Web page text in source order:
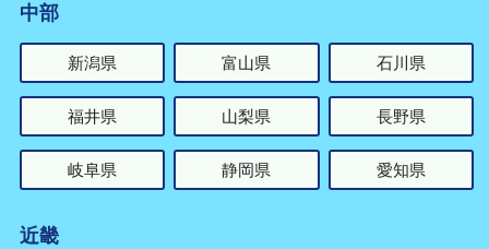
中部
新潟県 富山県 石川県
福井県 山梨県 長野県
岐阜県 静岡県 愛知県
近畿